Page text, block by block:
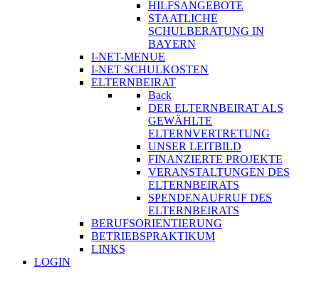
HILFSANGEBOTE
STAATLICHE
SCHULBERATUNG IN
BAYERN
I-NET-MENUE
I-NET SCHULKOSTEN
ELTERNBEIRAT
Back
DER ELTERNBEIRAT ALS
GEWÄHLTE
ELTERNVERTRETUNG
UNSER LEITBILD
FINANZIERTE PROJEKTE
VERANSTALTUNGEN DES
ELTERNBEIRATS
SPENDENAUFRUF DES
ELTERNBEIRATS
BERUFSORIENTIERUNG
BETRIEBSPRAKTIKUM
LINKS
LOGIN